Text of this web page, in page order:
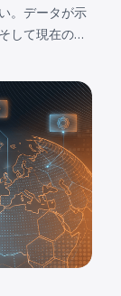
。データが示
して現在の限